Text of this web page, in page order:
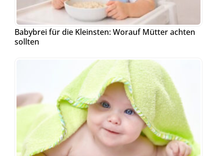
Babybrei für die Kleinsten: Worauf Mütter achten
sollten